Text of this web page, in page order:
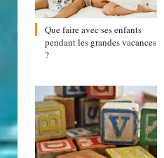
Que faire avec ses enfants
pendant les grandes vacances
?